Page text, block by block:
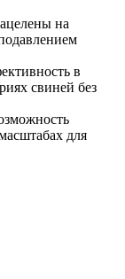
на
в
свиней без
для